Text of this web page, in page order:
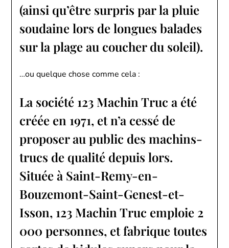
(ainsi qu’être surpris par la pluie
soudaine lors de longues balades
sur la plage au coucher du soleil).
…ou quelque chose comme cela :
La société 123 Machin Truc a été
créée en 1971, et n’a cessé de
proposer au public des machins-
trucs de qualité depuis lors.
Située à Saint-Remy-en-
Bouzemont-Saint-Genest-et-
Isson, 123 Machin Truc emploie 2
000 personnes, et fabrique toutes